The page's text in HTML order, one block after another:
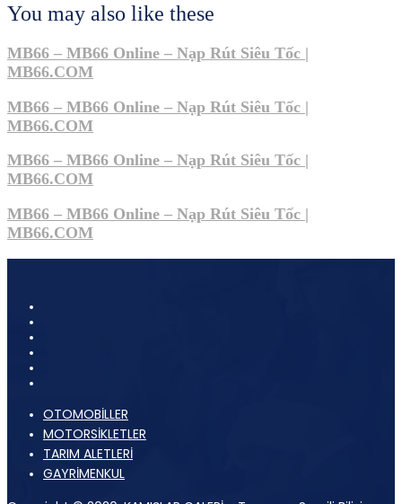
You may also like these
MB66 – MB66 Online – Nạp Rút Siêu Tốc |
MB66.COM
MB66 – MB66 Online – Nạp Rút Siêu Tốc |
MB66.COM
MB66 – MB66 Online – Nạp Rút Siêu Tốc |
MB66.COM
MB66 – MB66 Online – Nạp Rút Siêu Tốc |
MB66.COM
OTOMOBİLLER
MOTORSİKLETLER
TARIM ALETLERİ
GAYRİMENKUL